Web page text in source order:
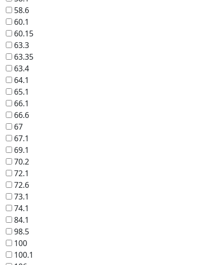
58.6
60.1
60.15
63.3
63.35
63.4
64.1
65.1
66.1
66.6
67
67.1
69.1
70.2
72.1
72.6
73.1
74.1
84.1
98.5
100
100.1